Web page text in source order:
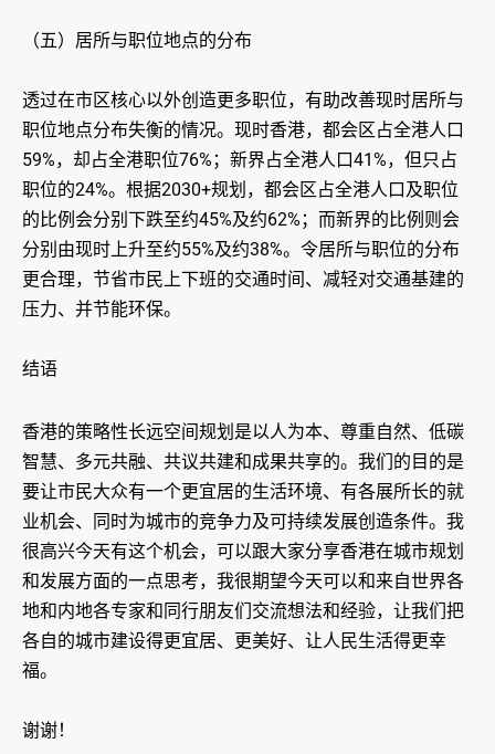
（五）居所与职位地点的分布
透过在市区核心以外创造更多职位，有助改善现时居所与
职位地点分布失衡的情况。现时香港，都会区占全港人口
59%，却占全港职位76%；新界占全港人口41%，但只占
职位的24%。根据2030+规划，都会区占全港人口及职位
的比例会分别下跌至约45%及约62%；而新界的比例则会
分别由现时上升至约55%及约38%。令居所与职位的分布
更合理，节省市民上下班的交通时间、减轻对交通基建的
压力、并节能环保。
结语
香港的策略性长远空间规划是以人为本、尊重自然、低碳
智慧、多元共融、共议共建和成果共享的。我们的目的是
要让市民大众有一个更宜居的生活环境、有各展所长的就
业机会、同时为城市的竞争力及可持续发展创造条件。我
很高兴今天有这个机会，可以跟大家分享香港在城市规划
和发展方面的一点思考，我很期望今天可以和来自世界各
地和内地各专家和同行朋友们交流想法和经验，让我们把
各自的城市建设得更宜居、更美好、让人民生活得更幸
福。
谢谢！